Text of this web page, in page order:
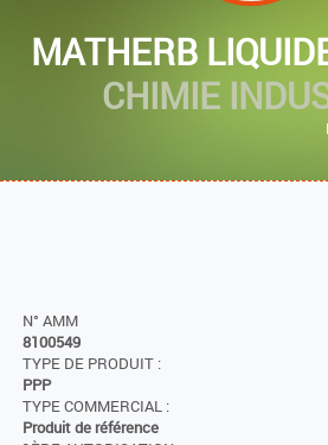
MATHERB
CHIMIE
N° AMM
8100549
TYPE DE PRODUIT :
PPP
TYPE COMMERCIAL :
Produit de référence